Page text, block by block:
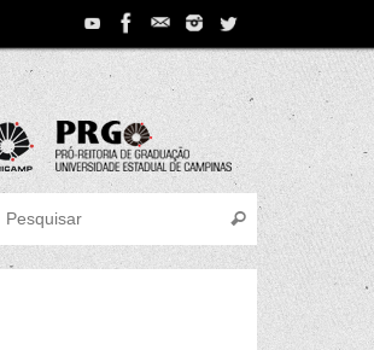
Search for:
Pesquisar